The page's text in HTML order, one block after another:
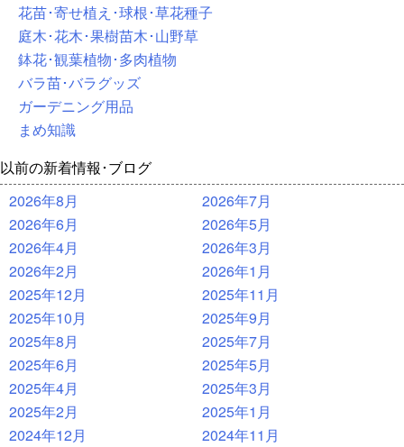
花苗･寄せ植え･球根･草花種子
庭木･花木･果樹苗木･山野草
鉢花･観葉植物･多肉植物
バラ苗･バラグッズ
ガーデニング用品
まめ知識
以前の新着情報･ブログ
2026年8月
2026年7月
2026年6月
2026年5月
2026年4月
2026年3月
2026年2月
2026年1月
2025年12月
2025年11月
2025年10月
2025年9月
2025年8月
2025年7月
2025年6月
2025年5月
2025年4月
2025年3月
2025年2月
2025年1月
2024年12月
2024年11月